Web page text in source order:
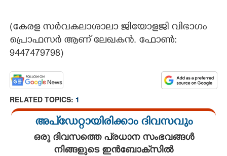
(കേരള സർവകലാശാലാ ജിയോളജി വിഭാഗം
പ്രൊഫസർ ആണ് ലേഖകൻ. ഫോൺ:
9447479798)​
RELATED TOPICS: 1
അപ്ഡേറ്റായിരിക്കാം ദിവസവും
ഒരു ദിവസത്തെ പ്രധാന സംഭവങ്ങൾ
നിങ്ങളുടെ ഇൻബോക്സിൽ
Copy Link